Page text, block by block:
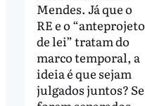
Mendes. Já que o
RE e o “anteprojeto
de lei” tratam do
marco temporal, a
ideia é que sejam
julgados juntos? Se